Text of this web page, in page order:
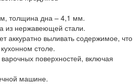
толщина дна – 4,1 мм.
из нержавеющей стали.
аккуратно выливать содержимое, что
столе.
поверхностей, включая
машине.